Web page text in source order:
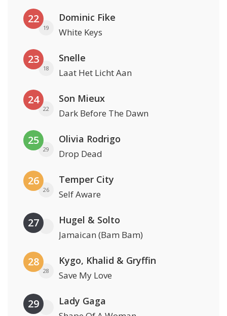
22
19
Dominic Fike
White Keys
23
18
Snelle
Laat Het Licht Aan
24
22
Son Mieux
Dark Before The Dawn
25
29
Olivia Rodrigo
Drop Dead
26
26
Temper City
Self Aware
27 Hugel & Solto
Jamaican (Bam Bam)
28
28
Kygo, Khalid & Gryffin
Save My Love
29 Lady Gaga